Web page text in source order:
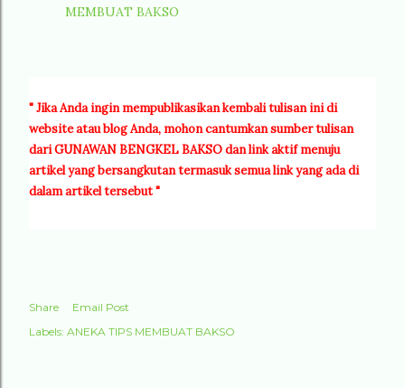
MEMBUAT BAKSO
"Jika Anda ingin mempublikasikan kembali tulisan ini di
website atau blog Anda, mohon cantumkan sumber tulisan
dari GUNAWAN BENGKEL BAKSO dan link aktif menuju
artikel yang bersangkutan termasuk semua link yang ada di
dalam artikel tersebut "
Share
Email Post
Labels: ANEKA TIPS MEMBUAT BAKSO